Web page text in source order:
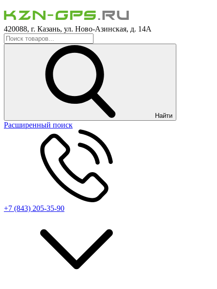
420088, г. Казань, ул. Ново-Азинская, д. 14А
Найти
Расширенный поиск
+7 (843) 205-35-90